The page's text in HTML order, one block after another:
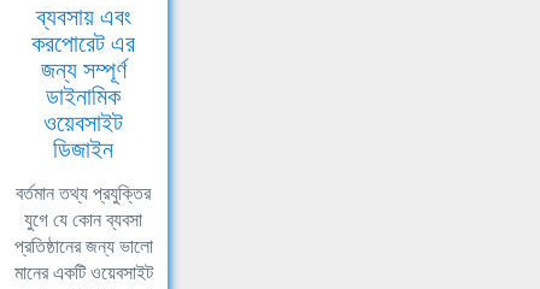
ব্যবসায় এবং
করপোরেট এর
জন্য সম্পূর্ণ
ডাইনামিক
ওয়েবসাইট
ডিজাইন
বর্তমান তথ্য প্রযুক্তির
যুগে যে কোন ব্যবসা
প্রতিষ্ঠানের জন্য ভালো
মানের একটি ওয়েবসাইট